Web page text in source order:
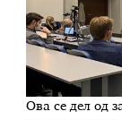
Ова се дел од